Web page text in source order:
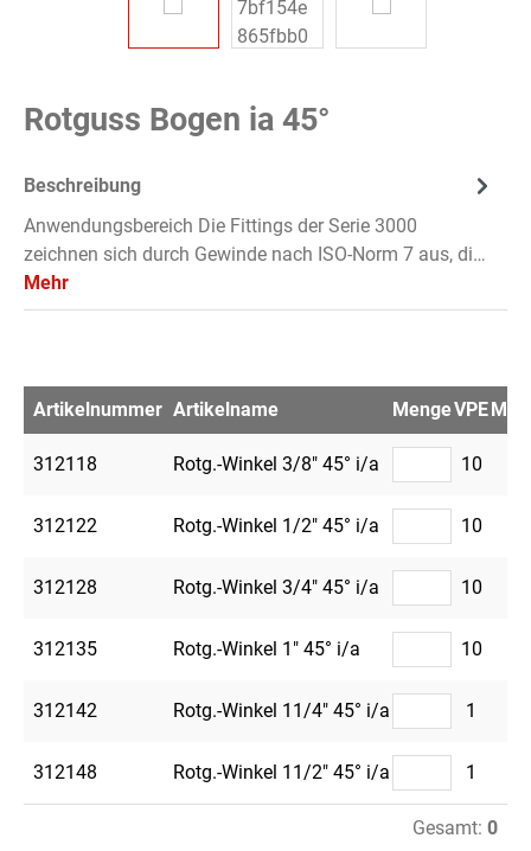
Rotguss Bogen ia 45°
Beschreibung
Anwendungsbereich Die Fittings der Serie 3000
zeichnen sich durch Gewinde nach ISO-Norm 7 aus, di…
Mehr
Artikelnummer Artikelname MengeVPE
312118 Rotg.-Winkel 3/8" 45° i/a 10
312122 Rotg.-Winkel 1/2" 45° i/a 10
312128 Rotg.-Winkel 3/4" 45° i/a 10
312135 Rotg.-Winkel 1" 45° i/a 10
312142 Rotg.-Winkel 11/4" 45° i/a 1
312148 Rotg.-Winkel 11/2" 45° i/a 1
Gesamt: 0